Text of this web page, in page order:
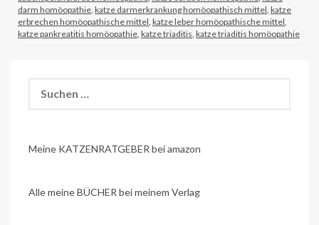
darm homöopathie, katze darmerkrankung homöopathisch mittel, katze
erbrechen homöopathische mittel, katze leber homöopathische mittel,
katze pankreatitis homöopathie, katze triaditis, katze triaditis homöopathie
nach:
Meine KATZENRATGEBER bei amazon
Alle meine BÜCHER bei meinem Verlag